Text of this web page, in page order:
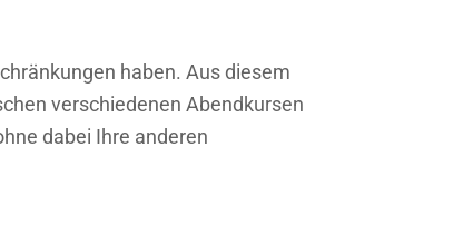
haben. Aus diesem
verschiedenen Abendkursen
dabei Ihre anderen